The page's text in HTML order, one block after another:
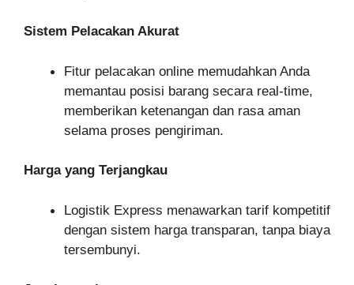
Sistem Pelacakan Akurat
Fitur pelacakan online memudahkan Anda
memantau posisi barang secara real-time,
memberikan ketenangan dan rasa aman
selama proses pengiriman.
Harga yang Terjangkau
Logistik Express menawarkan tarif kompetitif
dengan sistem harga transparan, tanpa biaya
tersembunyi.